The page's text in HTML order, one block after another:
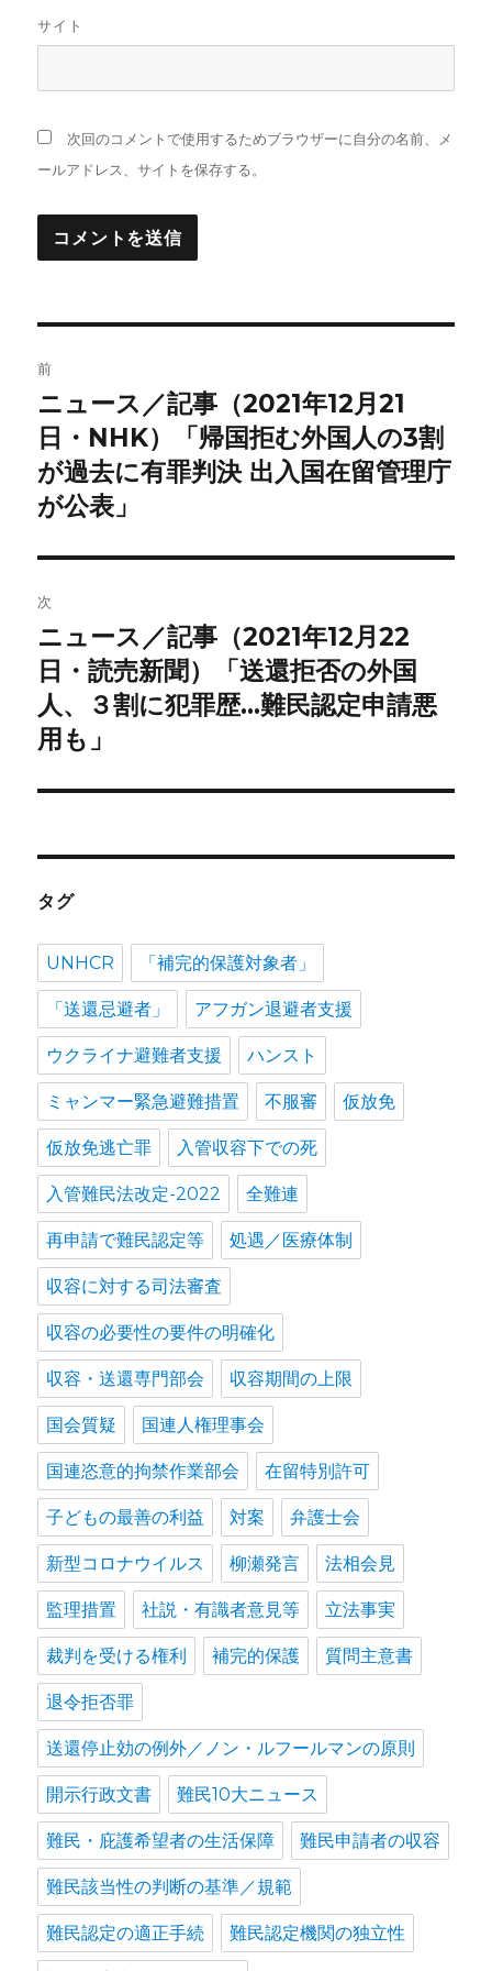
サイト
次回のコメントで使用するためブラウザーに自分の名前、メ
ールアドレス、サイトを保存する。
稿
ナ
ビ
シ
ョ
ン
前
前
の
投
稿:
ニュース／記事（2021年12月21
日・NHK）「帰国拒む外国人の3割
が過去に有罪判決 出入国在留管理庁
が公表」
次
次
の
投
稿:
ニュース／記事（2021年12月22
日・読売新聞）「送還拒否の外国
人、３割に犯罪歴…難民認定申請悪
用も」
タグ
UNHCR 「補完的保護対象者」
「送還忌避者」 アフガン退避者支援
ウクライナ避難者支援 ハンスト
ミャンマー緊急避難措置 不服審 仮放免
仮放免逃亡罪 入管収容下での死
入管難民法改定-2022 全難連
再申請で難民認定等 処遇／医療体制
収容に対する司法審査
収容の必要性の要件の明確化
収容・送還専門部会 収容期間の上限
国会質疑 国連人権理事会
国連恣意的拘禁作業部会 在留特別許可
子どもの最善の利益 対案 弁護士会
新型コロナウイルス 柳瀬発言 法相会見
監理措置 社説・有識者意見等 立法事実
裁判を受ける権利 補完的保護 質問主意書
退令拒否罪
送還停止効の例外／ノン・ルフールマンの原則
開示行政文書 難民10大ニュース
難民・庇護希望者の生活保障 難民申請者の収容
難民該当性の判断の基準／規範
難民認定の適正手続 難民認定機関の独立性